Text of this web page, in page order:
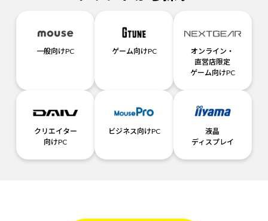
一般向けPC ゲーム向けPC
オンライン・
直営店限定
ゲーム向けPC
クリエイター
向けPC
ビジネス向けPC
液晶
ディスプレイ